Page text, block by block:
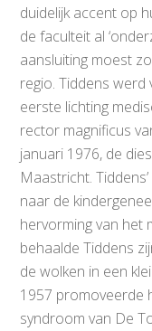
duidelijk accent op
de faculteit al
aansluiting moest
regio. Tiddens werd
eerste lichting
rector magnificus
januari 1976, de
Maastricht.
naar de
hervorming van het
behaalde Tiddens
de wolken in een
1957 promoveerde
syndroom van De